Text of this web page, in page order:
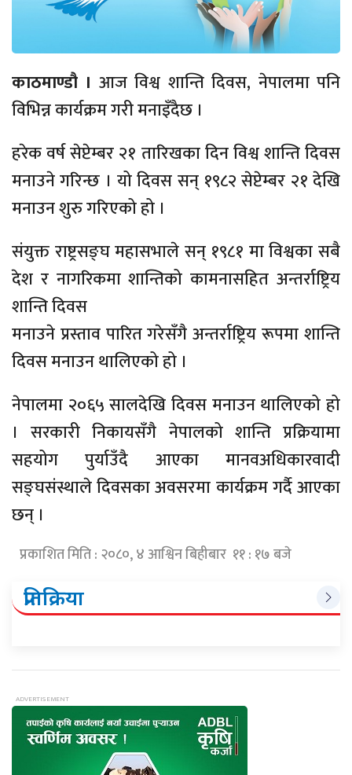
काठमाण्डौ । आज विश्व शान्ति दिवस, नेपालमा पनि
विभिन्न कार्यक्रम गरी मनाइँदैछ ।
हरेक वर्ष सेप्टेम्बर २१ तारिखका दिन विश्व शान्ति दिवस
मनाउने गरिन्छ । यो दिवस सन् १९८२ सेप्टेम्बर २१ देखि
मनाउन शुरु गरिएको हो ।
संयुक्त राष्ट्रसङ्घ महासभाले सन् १९८१ मा विश्वका सबै
देश र नागरिकमा शान्तिको कामनासहित अन्तर्राष्ट्रिय
शान्ति दिवस
मनाउने प्रस्ताव पारित गरेसँगै अन्तर्राष्ट्रिय रूपमा शान्ति
दिवस मनाउन थालिएको हो ।
नेपालमा २०६५ सालदेखि दिवस मनाउन थालिएको हो
। सरकारी निकायसँगै नेपालको शान्ति प्रक्रियामा
सहयोग पुर्याउँदै आएका मानवअधिकारवादी
सङ्घसंस्थाले दिवसका अवसरमा कार्यक्रम गर्दै आएका
छन् ।
प्रकाशित मिति : २०८०, ४ आश्विन बिहीबार ११ : १७ बजे
प्रतिक्रिया